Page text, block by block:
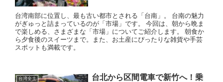
台湾南部に位置し、最も古い都市とされる「台南」。 台南の魅力
がぎゅっと詰まっているのが「市場」です。 今回は、朝から晩ま
で楽しめる、さまざまな「市場」についてご紹介します。 朝食か
ら夕食後のスイーツまで。また、お土産にぴったりな雑貨や手芸
スポットも満載です。
台湾全土
台北から区間電車で新竹へ！乗